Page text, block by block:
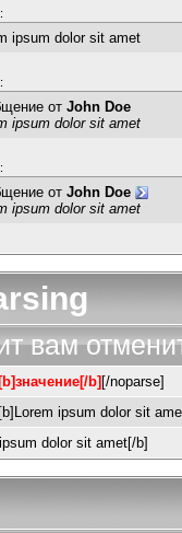
ipsum dolor sit amet
от John Doe
ipsum dolor sit amet
от John Doe
ipsum dolor sit amet
вам
[b]значение[/b] [/noparse]
ipsum dolor sit
dolor sit amet[/b]